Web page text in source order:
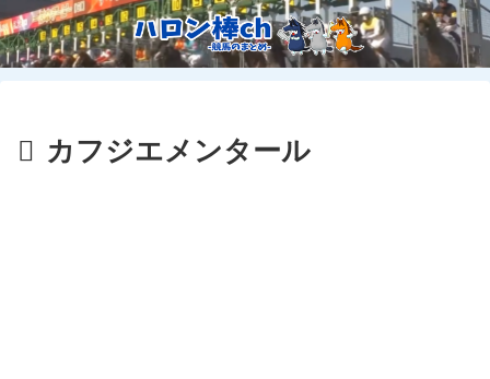
カフジエメンタール